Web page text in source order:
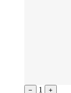
− 1 +